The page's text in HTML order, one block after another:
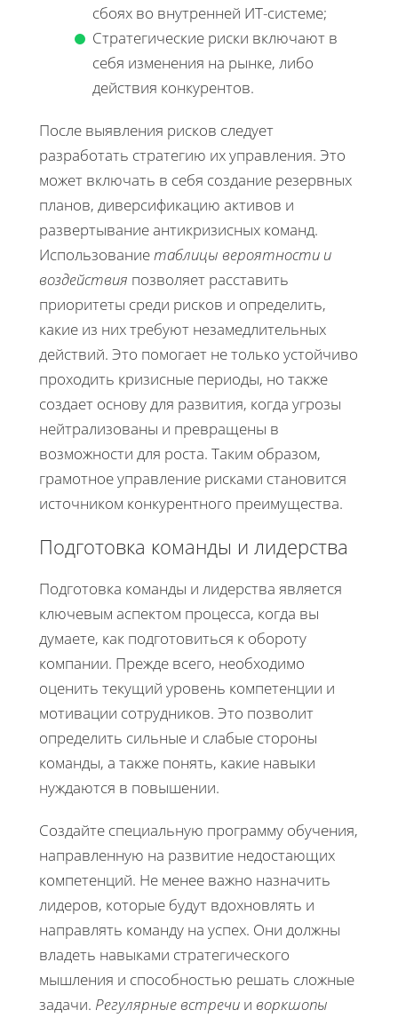
сбоях во внутренней ИТ-системе;
Стратегические риски включают в
себя изменения на рынке, либо
действия конкурентов.
После выявления рисков следует
разработать стратегию их управления. Это
может включать в себя создание резервных
планов, диверсификацию активов и
развертывание антикризисных команд.
Использованиетаблицы вероятности и
воздействия позволяет расставить
приоритеты среди рисков и определить,
какие из них требуют незамедлительных
действий. Это помогает не только устойчиво
проходить кризисные периоды, но также
создает основу для развития, когда угрозы
нейтрализованы и превращены в
возможности для роста. Таким образом,
грамотное управление рисками становится
источником конкурентного преимущества.
Подготовка команды и лидерства
Подготовка команды и лидерства является
ключевым аспектом процесса, когда вы
думаете, как подготовиться к обороту
компании. Прежде всего, необходимо
оценить текущий уровень компетенции и
мотивации сотрудников. Это позволит
определить сильные и слабые стороны
команды, а также понять, какие навыки
нуждаются в повышении.
Создайте специальную программу обучения,
направленную на развитие недостающих
компетенций. Не менее важно назначить
лидеров, которые будут вдохновлять и
направлять команду на успех. Они должны
владеть навыками стратегического
мышления и способностью решать сложные
задачи. Регулярные встречи и воркшопы